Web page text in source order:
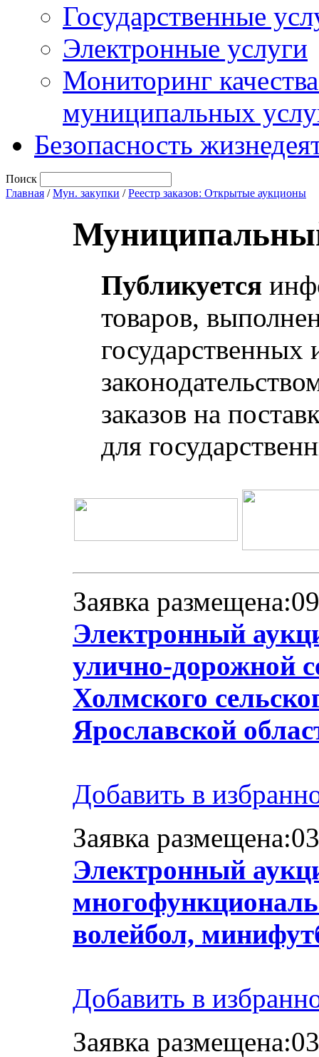
Государственные
Электронные услуги
Мониторинг
муниципальных
Безопасность
Поиск
Главная /Мун. закупки /Реестр заказов: Открытые аукционы
Публикуется
товаров,
заказов на
для
Заявка
Электронный
улично-дорожной
Холмского
Ярославской
Добавить в
Заявка
Электронный
волейбол,
Добавить в
Заявка